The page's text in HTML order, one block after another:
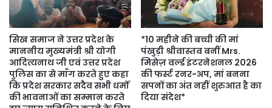
सिख समाज ने उत्तर प्रदेश के
माननीय मुख्यमंत्री श्री योगी
आदित्यनाथ जी एवं उत्तर प्रदेश
पुलिस का से माँग करते हुए कहा
कि प्रदेश सरकार सदैव सभी धर्मों
की भावनाओं का सम्मान करते
*10 महीने की बच्ची की मां
पंखुड़ी श्रीवास्तव बनीं Mrs.
मिसेज़ वर्ल्ड इंटरनेशनल 2026
की फर्स्ट रनर-अप, मां बनना
सपनों का अंत नहीं शुरुआत है का
दिया संदेश*